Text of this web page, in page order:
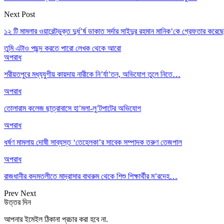
Next Post
১২ টি মামলার ওয়ারেন্টভুক্ত দুর্ধ’র্ষ ডাকাত সর্দার সাইদুর রহমান মানিক’কে গ্রেফতার
তুমি এটাও পছন্দ করতে পারো লেখক থেকে আরো
অপরাধ
শরীয়তপুরে মধ্যযুগীয় কায়দায় নারীকে নি’র্যা’তন, অভিযোগ তুলে নিতে…
অপরাধ
তোলারাম কলেজ ছাত্রাবাসে হা’মলা-লু’টপাটের অভিযোগ
অপরাধ
ধর্ষণ মামলায় দোষী সাব্যস্ত ‘তেহেলকা’র সাবেক সম্পাদক তরুণ তেজপাল
অপরাধ
রাজধানীর কদমতলীতে মাদ্রাসার বাথরুম থেকে শিশু শিক্ষার্থীর ম’রদেহ…
Prev Next
উত্তর দিন
আপনার ইমেইল ঠিকানা প্রচার করা হবে না.